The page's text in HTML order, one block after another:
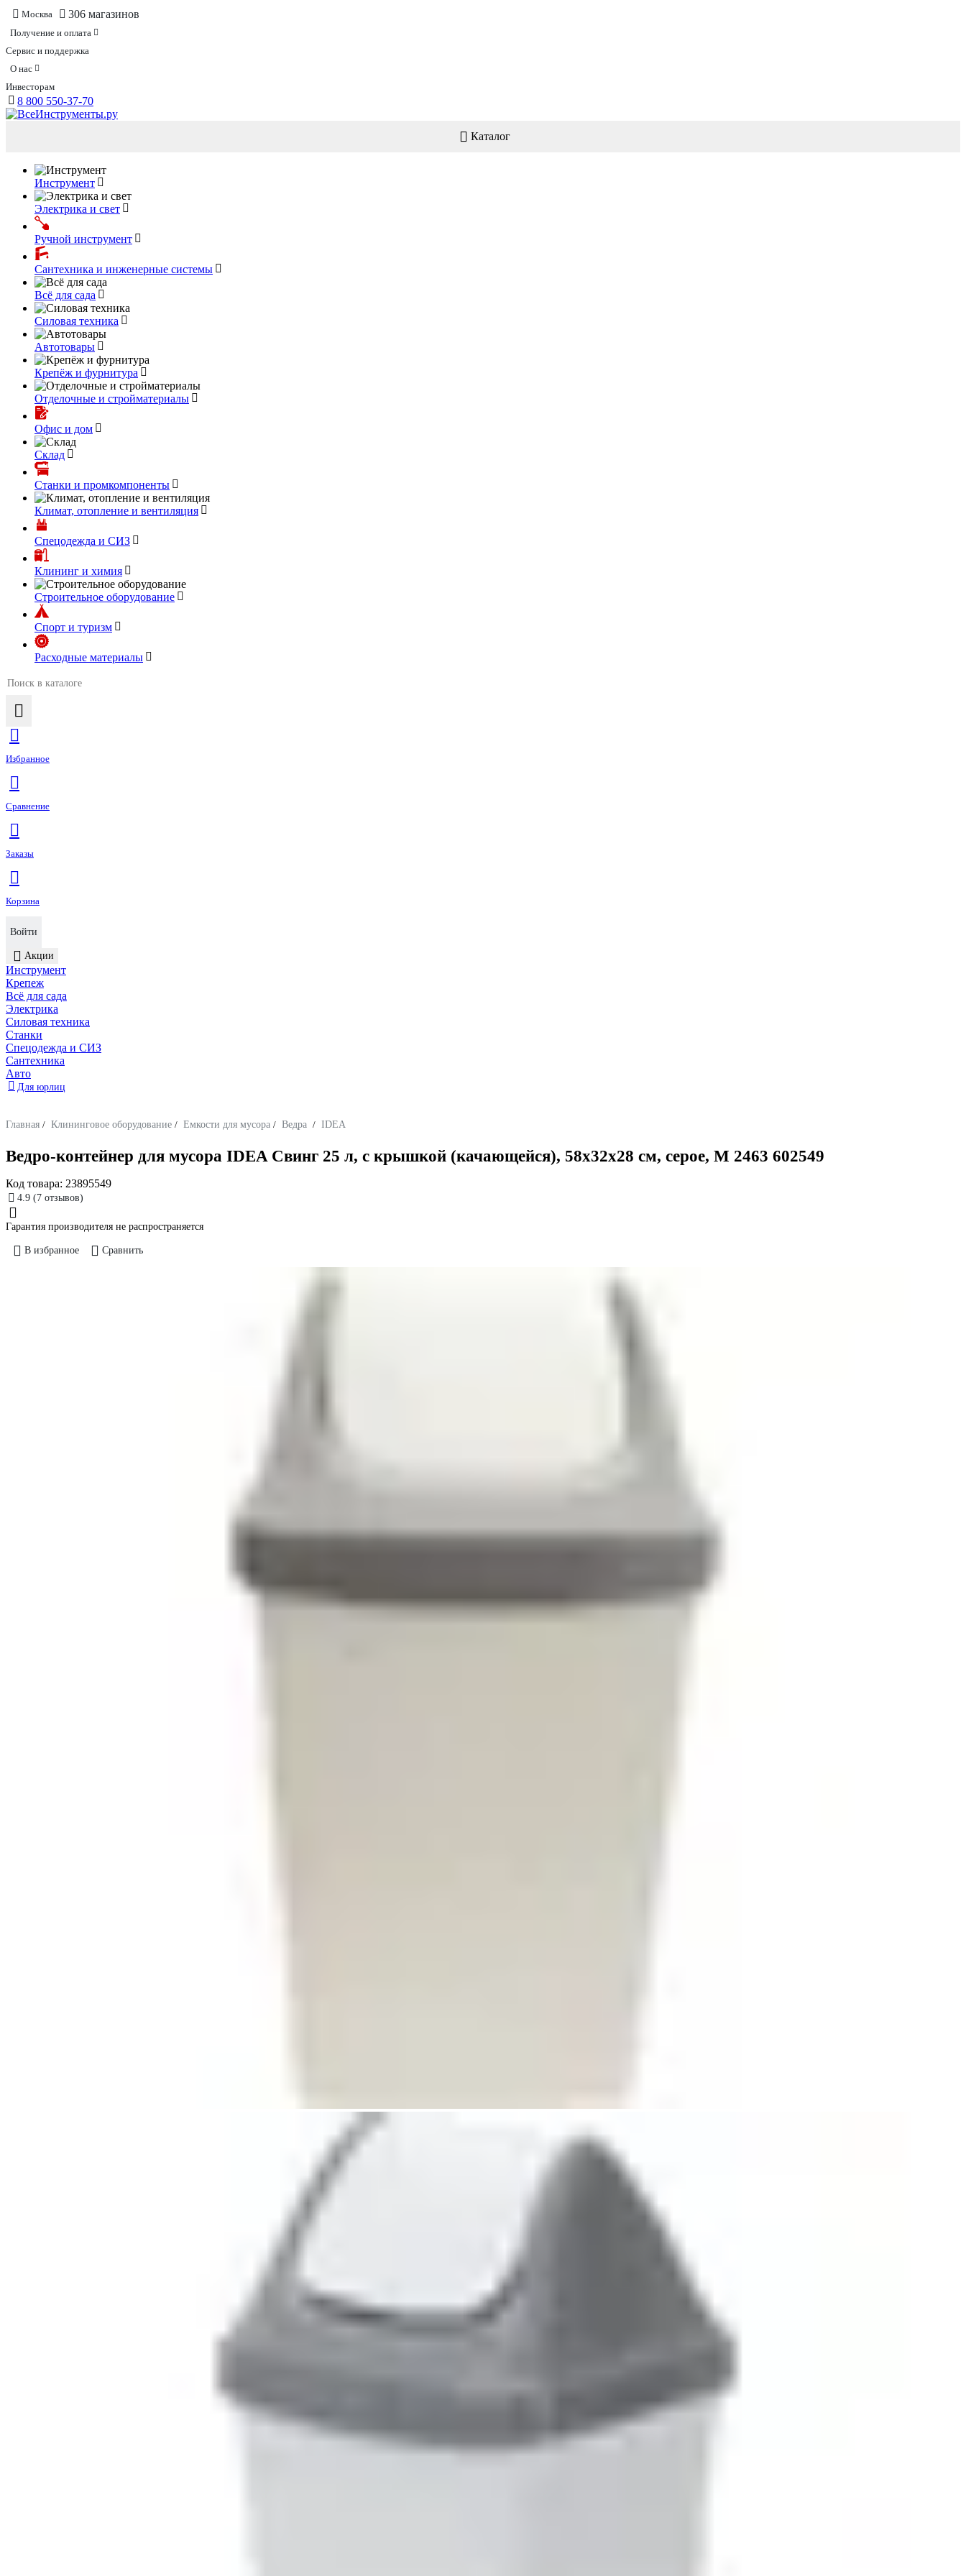
Москва 306 магазинов
Получение и оплата
Сервис и поддержка
О нас
Инвесторам
8 800 550-37-70
Каталог
Инструмент
Электрика и свет
Ручной инструмент
Сантехника и инженерные системы
Всё для сада
Силовая техника
Автотовары
Крепёж и фурнитура
Отделочные и стройматериалы
Офис и дом
Склад
Станки и промкомпоненты
Климат, отопление и вентиляция
Спецодежда и СИЗ
Клининг и химия
Строительное оборудование
Спорт и туризм
Расходные материалы
Избранное
Сравнение
Заказы
Корзина
Войти
Акции
Инструмент
Крепеж
Всё для сада
Электрика
Силовая техника
Станки
Спецодежда и СИЗ
Сантехника
Авто
Для юрлиц
Главная / Клининговое оборудование / Емкости для мусора / Ведра / IDEA
Ведро-контейнер для мусора IDEA Свинг 25 л, с крышкой (качающейся), 58x32x28 см, серое, М 2463 602549
Код товара: 23895549
4.9 (7 отзывов)
Гарантия производителя не распространяется
В избранное Сравнить